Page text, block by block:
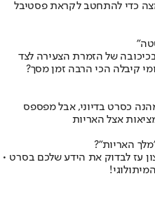
שאימצה כדי להתחטב לקראת פסטיבל
של הזמרת הצעירה לצד
קיבלה הכי הרבה זמן מסך?
כסרט בדיוני, אבל מפספס
אצל האריות
האריות"?
עז לבדוק את הידע שלכם בסרט •